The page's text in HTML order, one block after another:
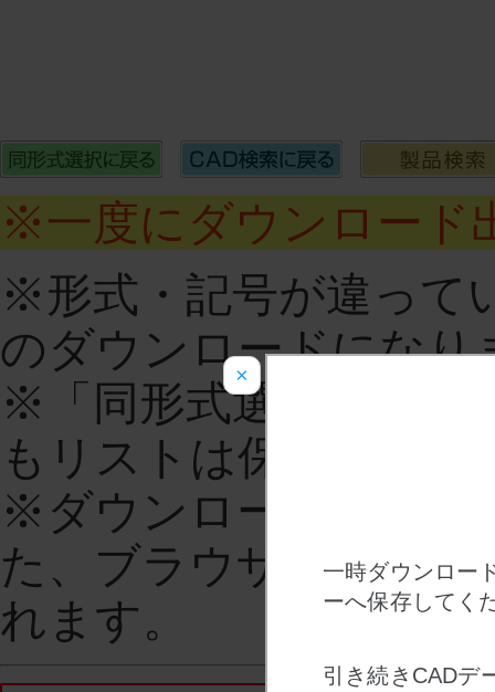
※一度にダウンロード
※形式・記号が違って
のダウンロードになり
※「同形式選択に戻る
もリストは保持されま
※ダウンロードをする
た、ブラウザを閉じた
れます。
×
一時ダウンロー
ーへ保存してく
引き続きCADデ